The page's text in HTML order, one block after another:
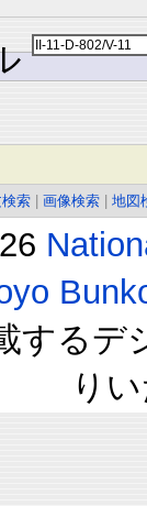
索 画像検索 地図
するデ
り